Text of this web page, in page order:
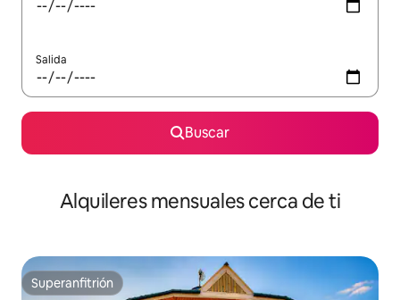
Salida
Buscar
Alquileres mensuales cerca de ti
Superanfitrión
Superanfitrión